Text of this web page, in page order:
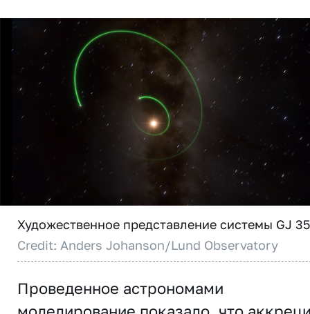
Художественное представление системы GJ
Credit: Anders Johanson/Lund Observatory
Проведенное астрономами